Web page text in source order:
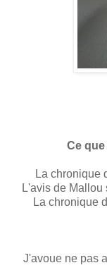
Ce
La chronique
L'avis de Mallou
La chronique
J'avoue ne pas